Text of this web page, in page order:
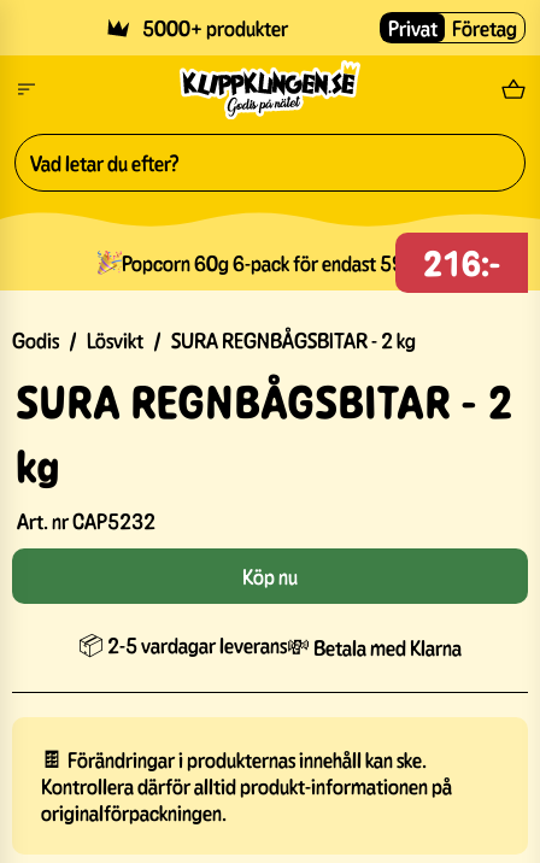
5000+ produkter Fri
Privat Företag
Popcorn 60g 6-pack för endast 59kr
Godis / Lösvikt / SURA REGNBÅGSBITAR - 2 kg
SURA REGNBÅGSBITAR - 2
kg
Art. nrCAP5232
216:-
Köp nu
📦 2-5 vardagar leverans💸 Betala med Klarna
🍫 Förändringar i produkternas innehåll kan ske.
Kontrollera därför alltid produkt-informationen på
originalförpackningen.